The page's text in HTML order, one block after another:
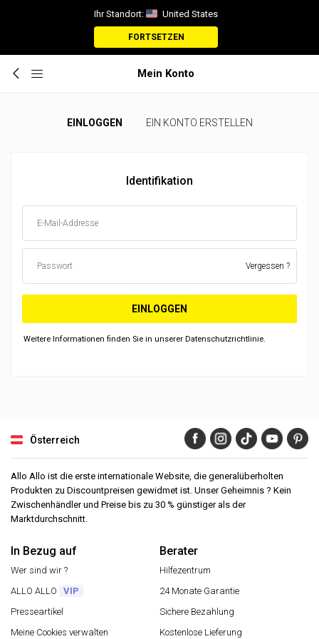
Ihr Standort: United States
FORTSETZEN
Mein Konto
EINLOGGEN EIN KONTO ERSTELLEN
Identifikation
Vergessen ?
EINLOGGEN
Weitere Informationen finden Sie in unserer Datenschutzrichtlinie.
Österreich
Allo Allo ist die erste internationale Website, die generalüberholten
Produkten zu Discountpreisen gewidmet ist. Unser Geheimnis ? Kein
Zwischenhändler und Preise bis zu 30 % günstiger als der
Marktdurchschnitt.
In Bezug auf
Wer sind wir ?
ALLO ALLO
VIP
Presseartikel
Meine Cookies verwalten
Berater
Hilfezentrum
24 Monate Garantie
Sichere Bezahlung
Kostenlose Lieferung